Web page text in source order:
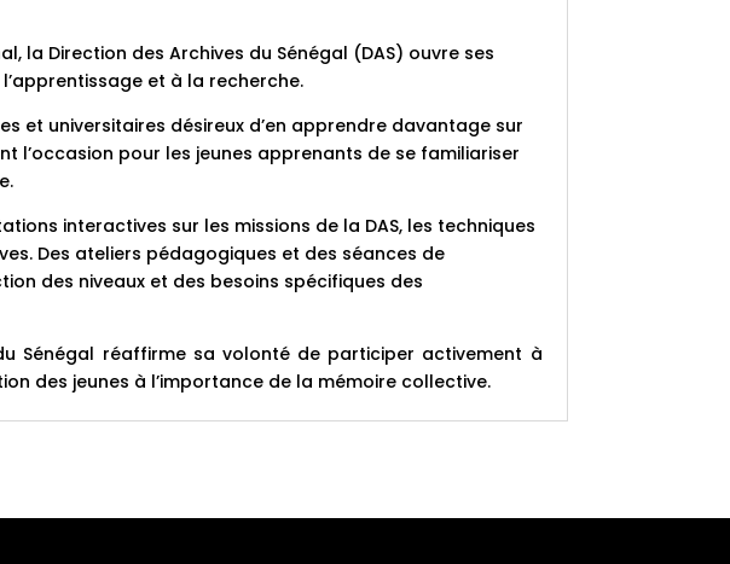
la Direction des Archives du Sénégal (DAS) ouvre ses
et à la recherche.
et universitaires désireux d’en apprendre davantage sur
l’occasion pour les jeunes apprenants de se familiariser
interactives sur les missions de la DAS, les techniques
Des ateliers pédagogiques et des séances de
des niveaux et des besoins spécifiques des
Sénégal réaffirme sa volonté de participer activement à
des jeunes à l’importance de la mémoire collective.